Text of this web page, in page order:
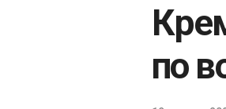
по